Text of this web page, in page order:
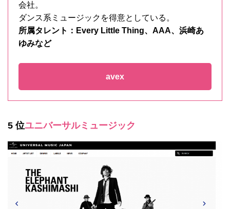
会社。
ダンス系ミュージックを得意としている。
所属タレント：Every Little Thing、AAA、浜崎あ
ゆみなど
avex
5 位ユニバーサルミュージック